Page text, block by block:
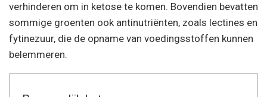
verhinderen om in ketose te komen. Bovendien bevatten
sommige groenten ook antinutriënten, zoals lectines en
fytinezuur, die de opname van voedingsstoffen kunnen
belemmeren.